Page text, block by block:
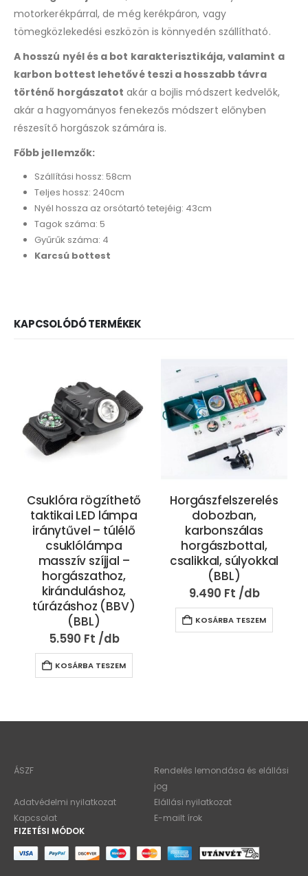
motorkerékpárral, de még kerékpáron, vagy
tömegközlekedési eszközön is könnyedén szállítható.
A hosszú nyél és a bot karakterisztikája, valamint a
karbon bottest lehetővé teszi a hosszabb távra
történő horgászatot akár a bojlis módszert kedvelők,
akár a hagyományos fenekezős módszert előnyben
részesítő horgászok számára is.
Főbb jellemzők:
Szállítási hossz: 58cm
Teljes hossz: 240cm
Nyél hossza az orsótartó tetejéig: 43cm
Tagok száma: 5
Gyűrűk száma: 4
Karcsú bottest
KAPCSOLÓDÓ TERMÉKEK
Csuklóra rögzíthető
taktikai LED lámpa
iránytűvel – túlélő
csuklólámpa
masszív szíjjal –
horgászathoz,
kiránduláshoz,
túrázáshoz (BBV)
(BBL)
5.590 Ft
KOSÁRBA TESZEM
Horgászfelszerelés
dobozban,
karbonszálas
horgászbottal,
csalikkal, súlyokkal
(BBL)
9.490 Ft
KOSÁRBA TESZEM
ÁSZF
Rendelés lemondása és elállási
jog
Adatvédelmi nyilatkozat
Elállási nyilatkozat
Kapcsolat
E-mailt írok
FIZETÉSI MÓDOK